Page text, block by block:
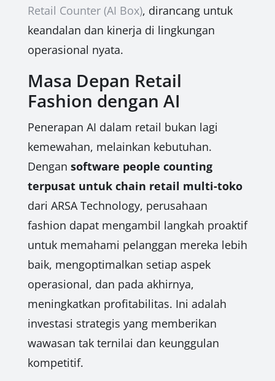
Retail Counter (AI Box), dirancang untuk
keandalan dan kinerja di lingkungan
operasional nyata.
Masa Depan Retail
Fashion dengan AI
Penerapan AI dalam retail bukan lagi
kemewahan, melainkan kebutuhan.
Dengan software people counting
terpusat untuk chain retail multi-toko
dari ARSA Technology, perusahaan
fashion dapat mengambil langkah proaktif
untuk memahami pelanggan mereka lebih
baik, mengoptimalkan setiap aspek
operasional, dan pada akhirnya,
meningkatkan profitabilitas. Ini adalah
investasi strategis yang memberikan
wawasan tak ternilai dan keunggulan
kompetitif.